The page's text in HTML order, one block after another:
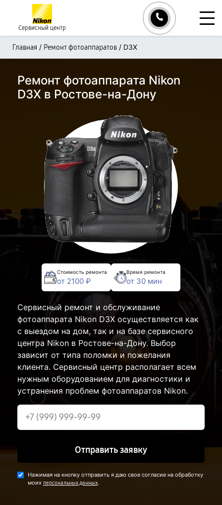
Сервисный центр
Главная / Ремонт фотоаппаратов / D3X
Ремонт фотоаппарата Nikon
D3X в Ростове-на-Дону
Стоимость ремонта
от 2100 ₽
Время ремонта
от 30 мин
Сервисный ремонт и обслуживание
фотоаппарата Nikon D3X осуществляется как
с выездом на дом, так и на базе сервисного
центра Nikon в Ростове-на-Дону. Выбор
зависит от типа поломки и пожелания
клиента. Сервисный центр располагает всем
нужным оборудованием для диагностики и
устранения проблем фотоаппаратов Nikon.
Отправить заявку
Нажимая на кнопку отправить я даю свое согласие на обработку
моих персональных данных.